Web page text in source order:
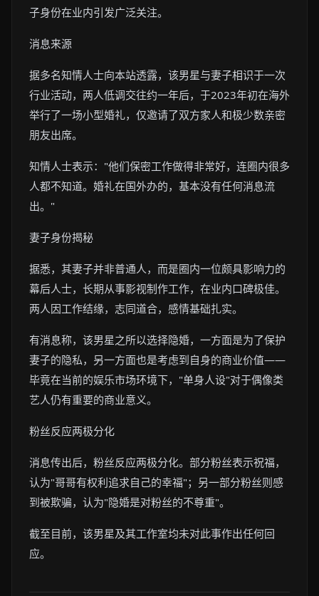
子身份在业内引发广泛关注。
消息来源
据多名知情人士向本站透露，该男星与妻子相识于一次
行业活动，两人低调交往约一年后，于2023年初在海外
举行了一场小型婚礼，仅邀请了双方家人和极少数亲密
朋友出席。
知情人士表示："他们保密工作做得非常好，连圈内很多
人都不知道。婚礼在国外办的，基本没有任何消息流
出。"
妻子身份揭秘
据悉，其妻子并非普通人，而是圈内一位颇具影响力的
幕后人士，长期从事影视制作工作，在业内口碑极佳。
两人因工作结缘，志同道合，感情基础扎实。
有消息称，该男星之所以选择隐婚，一方面是为了保护
妻子的隐私，另一方面也是考虑到自身的商业价值——
毕竟在当前的娱乐市场环境下，"单身人设"对于偶像类
艺人仍有重要的商业意义。
粉丝反应两极分化
消息传出后，粉丝反应两极分化。部分粉丝表示祝福，
认为"哥哥有权利追求自己的幸福"；另一部分粉丝则感
到被欺骗，认为"隐婚是对粉丝的不尊重"。
截至目前，该男星及其工作室均未对此事作出任何回
应。